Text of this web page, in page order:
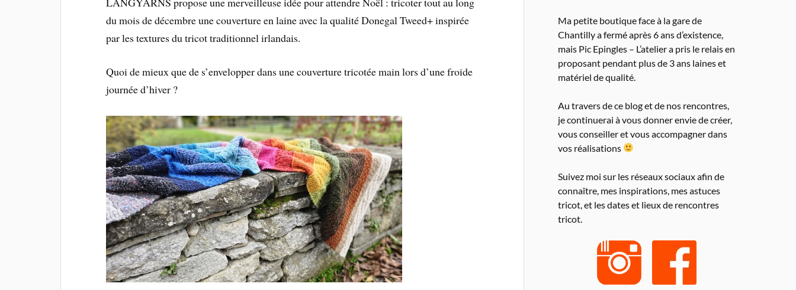
du mois de décembre une couverture en laine avec la qualité Donegal Tweed+ inspirée
par les textures du tricot traditionnel irlandais.
Quoi de mieux que de s’envelopper dans une couverture tricotée main lors d’une froide
journée d’hiver ?
Ma petite boutique face à la gare de
Chantilly a fermé après 6 ans d’existence,
mais Pic Epingles – L’atelier a pris le relais en
proposant pendant plus de 3 ans laines et
matériel de qualité.
Au travers de ce blog et de nos rencontres,
je continuerai à vous donner envie de créer,
vous conseiller et vous accompagner dans
vos réalisations
Suivez moi sur les réseaux sociaux afin de
connaître, mes inspirations, mes astuces
tricot, et les dates et lieux de rencontres
tricot.